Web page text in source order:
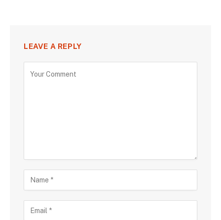
LEAVE A REPLY